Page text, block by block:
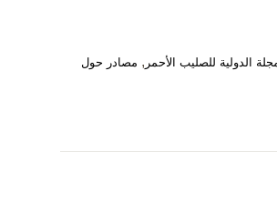
الدولية للصليب الأحمر , مصادر حول